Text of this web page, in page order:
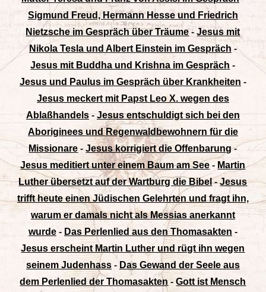
Sigmund Freud, Hermann Hesse und Friedrich
Nietzsche im Gespräch über Träume-Jesus mit
Nikola Tesla und Albert Einstein im Gespräch -
Jesus mit Buddha und Krishna im Gespräch -
Jesus und Paulus im Gespräch über Krankheiten -
Jesus meckert mit Papst Leo X. wegen des
Ablaßhandels-Jesus entschuldigt sich bei den
Aboriginees und Regenwaldbewohnern für die
Missionare -Jesus korrigiert die Offenbarung-
Jesus meditiert unter einem Baum am See - Martin
Luther übersetzt auf der Wartburg die Bibel-Jesus
trifft heute einen Jüdischen Gelehrten und fragt ihn,
warum er damals nicht als Messias anerkannt
wurde- Das Perlenlied aus den Thomasakten -
Jesus erscheint Martin Luther und rügt ihn wegen
seinem Judenhass- Das Gewand der Seele aus
dem Perlenlied der Thomasakten -Gott ist Mensch